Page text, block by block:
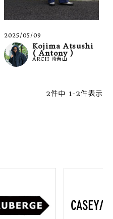
登録
2025/05/09
Kojima Atsushi
( Antony )
ARCH 南青山
2件中 1-2件表示